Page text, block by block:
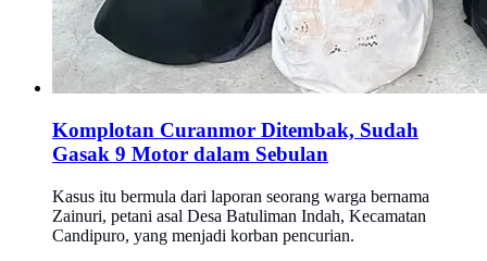
Komplotan Curanmor Ditembak, Sudah
Gasak 9 Motor dalam Sebulan
Kasus itu bermula dari laporan seorang warga bernama
Zainuri, petani asal Desa Batuliman Indah, Kecamatan
Candipuro, yang menjadi korban pencurian.